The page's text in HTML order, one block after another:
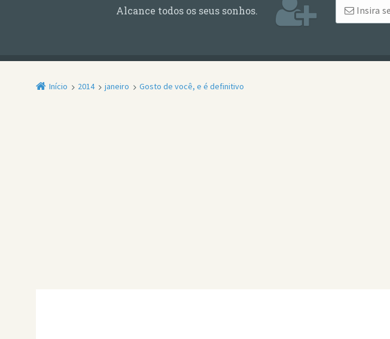
Alcance todos os seus sonhos.
Início 2014 janeiro Gosto de você, e é definitivo